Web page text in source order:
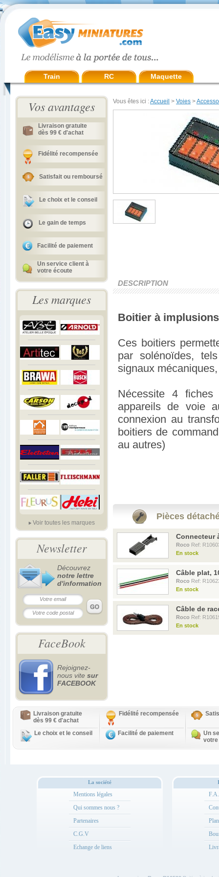
Train RC Maquette
Vos avantages
Livraison gratuite
dès 99 € d'achat
Fidélité recompensée
Satisfait ou remboursé
Le choix et le conseil
Le gain de temps
Facilité de paiement
Un service client à
votre écoute
Les marques
Voir toutes les marques
Newsletter
Découvrez
notre lettre
d'information
FaceBook
Rejoignez-
nous vite sur
FACEBOOK
Vous êtes ici :Accueil > Voies >
DESCRIPTION
Boitier à
Ces boitiers
par solénoïdes,
signaux
Nécessite 4
appareils de voie
connexion au
boitiers de
au autres)
Pièces
Connecteur
Roco Ref:
En stock
Câble plat,
Roco Ref:
En stock
Câble de
Roco Ref:
En stock
Livraison gratuite
dès 99 € d'achat
Fidélité recompensée
Le choix et le conseil Facilité de paiement
Un
votre
La société
Mentions légales
Qui sommes nous ?
Partenaires
C.G.V
Echange de liens